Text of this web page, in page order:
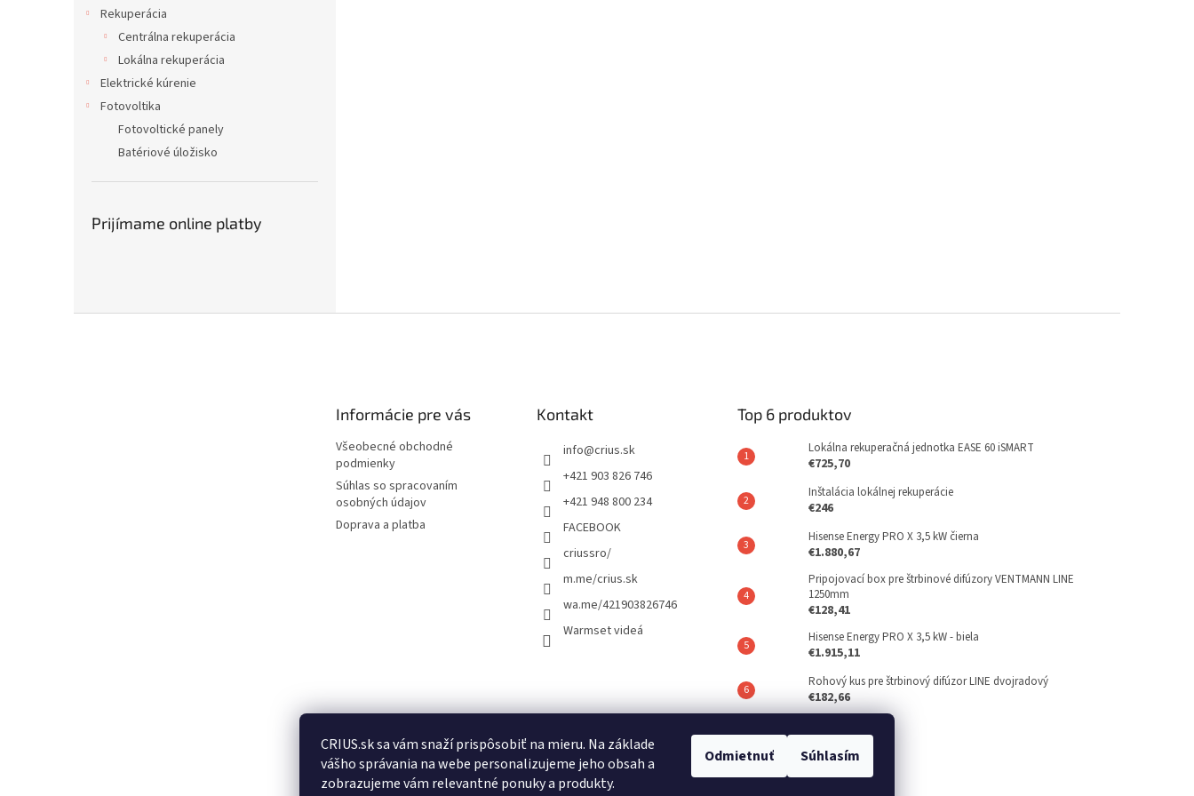
CRIUS.sk sa vám snaží prispôsobiť na mieru. Na základe
vášho správania na webe personalizujeme jeho obsah a
zobrazujeme vám relevantné ponuky a produkty.
Odmietnuť Súhlasím
Rekuperácia
Centrálna rekuperácia
Lokálna rekuperácia
Elektrické kúrenie
Fotovoltika
Fotovoltické panely
Batériové úložisko
Prijímame online platby
Informácie pre vás
Všeobecné obchodné
podmienky
Súhlas so spracovaním
osobných údajov
Doprava a platba
Kontakt
info@crius.sk
+421 903 826 746
+421 948 800 234
FACEBOOK
criussro/
m.me/crius.sk
wa.me/421903826746
Warmset videá
Top 6 produktov
Lokálna rekuperačná jednotka EASE 60 iSMART
€725,70
Inštalácia lokálnej rekuperácie
€246
Hisense Energy PRO X 3,5 kW čierna
€1.880,67
Pripojovací box pre štrbinové difúzory VENTMANN LINE
1250mm
€128,41
Hisense Energy PRO X 3,5 kW - biela
€1.915,11
Rohový kus pre štrbinový difúzor LINE dvojradový
€182,66
Posledné hodnotenie
produktov